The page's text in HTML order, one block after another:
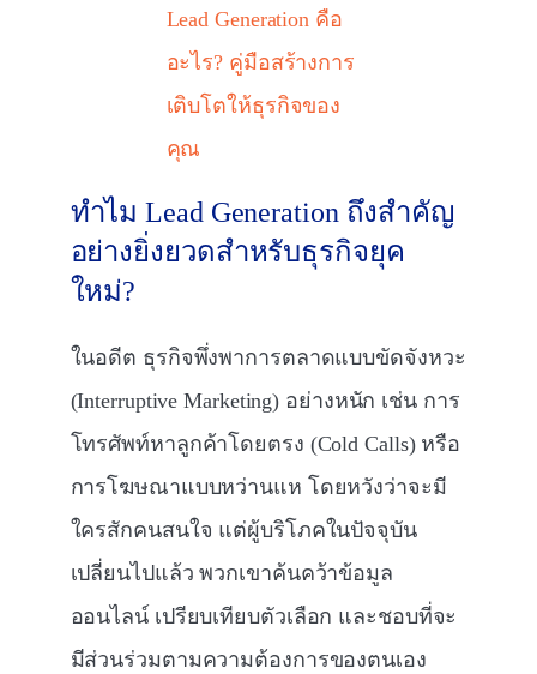
Lead Generation คือ
อะไร? คู่มือสร้างการ
เติบโตให้ธุรกิจของ
คุณ
ทำไม Lead Generation ถึงสำคัญ
อย่างยิ่งยวดสำหรับธุรกิจยุค
ใหม่?
ในอดีต ธุรกิจพึ่งพาการตลาดแบบขัดจังหวะ
(Interruptive Marketing) อย่างหนัก เช่น การ
โทรศัพท์หาลูกค้าโดยตรง (Cold Calls) หรือ
การโฆษณาแบบหว่านแห โดยหวังว่าจะมี
ใครสักคนสนใจ แต่ผู้บริโภคในปัจจุบัน
เปลี่ยนไปแล้ว พวกเขาค้นคว้าข้อมูล
ออนไลน์ เปรียบเทียบตัวเลือก และชอบที่จะ
มีส่วนร่วมตามความต้องการของตนเอง